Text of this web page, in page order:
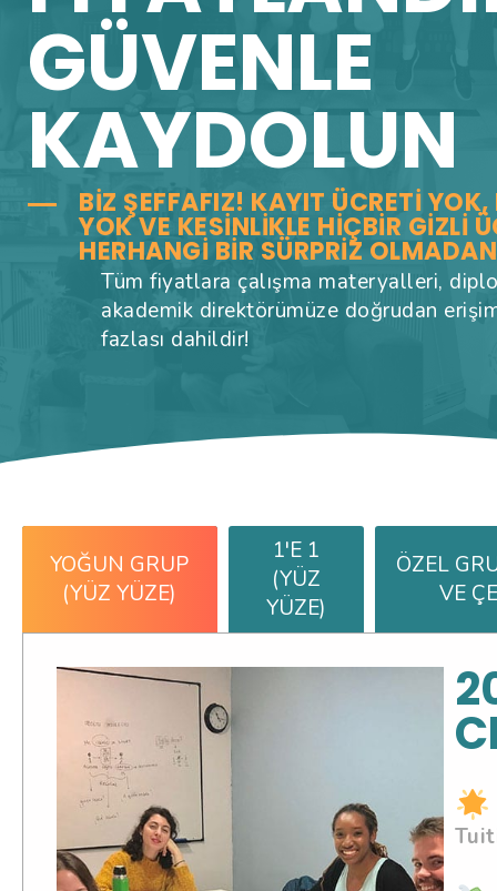
GÜVENLE
KAYDOLUN
BIZ ŞEFFAFIZ! KAYIT ÜCRETI
YOK VE KESINLIKLE HIÇBIR GIZLI
HERHANGI BIR SÜRPRIZ
Tüm fiyatlara çalışma materyalleri,
akademik direktörümüze doğrudan
fazlası dahildir!
YOĞUN GRUP
(YÜZ YÜZE)
1'E 1
(YÜZ
YÜZE)
ÖZEL
VE